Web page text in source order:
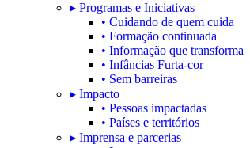
▸ Programas e Iniciativas
• Cuidando de quem cuida
• Formação continuada
• Informação que transforma
• Infâncias Furta-cor
• Sem barreiras
▸ Impacto
• Pessoas impactadas
• Países e territórios
▸ Imprensa e parcerias